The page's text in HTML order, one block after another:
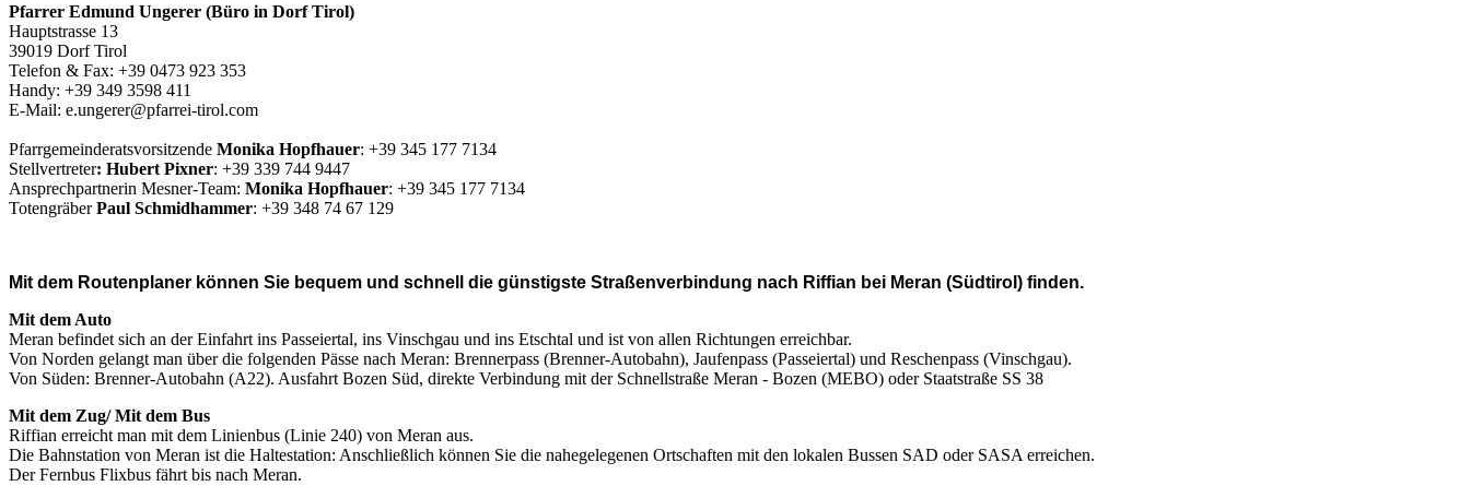
Pfarrer Edmund Ungerer (Büro in Dorf Tirol)
Hauptstrasse 13
39019 Dorf Tirol
Telefon & Fax: +39 0473 923 353
Handy: +39 349 3598 411
E-Mail: e.ungerer@pfarrei-tirol.com
Pfarrgemeinderatsvorsitzende Monika Hopfhauer: +39 345 177 7134
Stellvertreter: Hubert Pixner: +39 339 744 9447
Ansprechpartnerin Mesner-Team: Monika Hopfhauer: +39 345 177 7134
TotengräberPaul Schmidhammer: +39 348 74 67 129
Mit dem Routenplaner können Sie bequem und schnell die günstigste Straßenverbindung nach Riffian bei Meran (Südtirol) finden.
Mit dem Auto
Meran befindet sich an der Einfahrt ins Passeiertal, ins Vinschgau und ins Etschtal und ist von allen Richtungen erreichbar.
Von Norden gelangt man über die folgenden Pässe nach Meran: Brennerpass (Brenner-Autobahn), Jaufenpass (Passeiertal) und Reschenpass (Vinschgau).
Von Süden: Brenner-Autobahn (A22). Ausfahrt Bozen Süd, direkte Verbindung mit der Schnellstraße Meran - Bozen (MEBO) oder Staatstraße SS 38
Mit dem Zug/ Mit dem Bus
Riffian erreicht man mit dem Linienbus (Linie 240) von Meran aus.
Die Bahnstation von Meran ist die Haltestation: Anschließlich können Sie die nahegelegenen Ortschaften mit den lokalen Bussen SAD oder SASA erreichen.
Der Fernbus Flixbus fährt bis nach Meran.